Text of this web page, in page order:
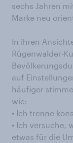
sechs Jahren
Marke neu
In ihren
Rügenwalder-
auf
häufiger
wie:
• Ich trenne
• Ich versuche,
etwas für die